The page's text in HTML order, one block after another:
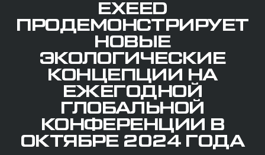
EXEED
ПРОДЕМОНСТРИРУЕТ
НОВЫЕ
ЭКОЛОГИЧЕСКИЕ
КОНЦЕПЦИИ НА
ЕЖЕГОДНОЙ
ГЛОБАЛЬНОЙ
КОНФЕРЕНЦИИ В
ОКТЯБРЕ 2024 ГОДА